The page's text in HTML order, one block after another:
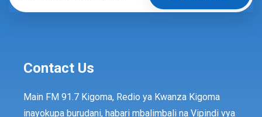
Contact Us
Main FM 91.7 Kigoma, Redio ya Kwanza Kigoma
inayokupa burudani, habari mbalimbali na Vipindi vya